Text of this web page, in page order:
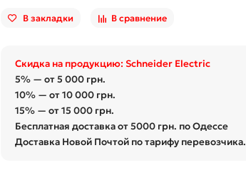
В закладки В сравнение
Скидка на продукцию: Schneider Electric
5% — от 5 000 грн.
10% — от 10 000 грн.
15% — от 15 000 грн.
Бесплатная доставка от 5000 грн. по Одессе
Доставка Новой Почтой по тарифу перевозчика.